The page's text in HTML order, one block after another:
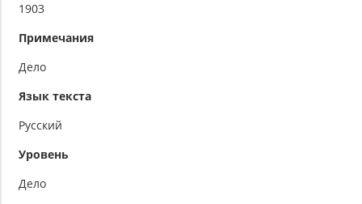
1903
Примечания
Дело
Язык текста
Русский
Уровень
Дело